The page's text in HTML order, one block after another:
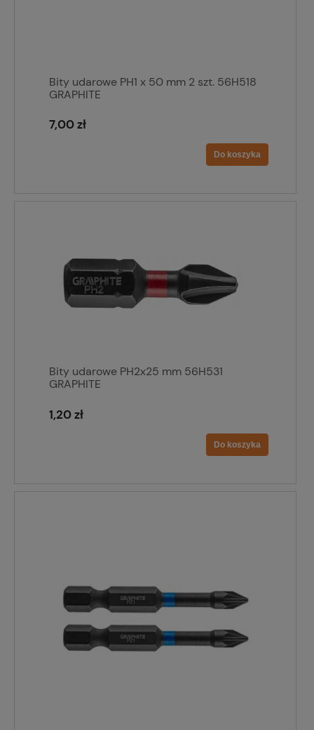
Bity udarowe PH1 x 50 mm 2 szt. 56H518
GRAPHITE
7,00 zł
Do koszyka
Bity udarowe PH2x25 mm 56H531
GRAPHITE
1,20 zł
Do koszyka